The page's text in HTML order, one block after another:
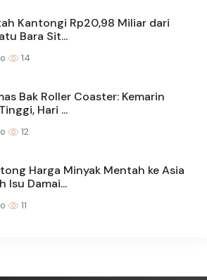
Kantongi Rp20,98 Miliar dari
Bara Sit...
14
Bak Roller Coaster: Kemarin
Hari ...
12
Harga Minyak Mentah ke Asia
Isu Damai...
11